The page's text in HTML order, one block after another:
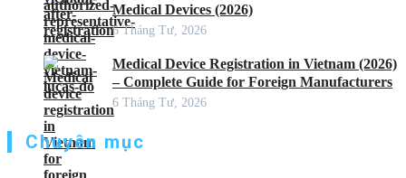
Medical Devices (2026)
6 Tháng Tư, 2026
Medical Device Registration in Vietnam (2026)
– Complete Guide for Foreign Manufacturers
6 Tháng Tư, 2026
Chuyên mục